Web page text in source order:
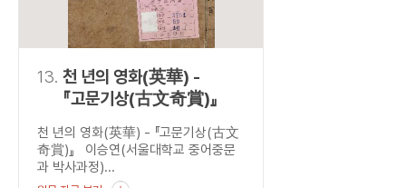
13. 천 년의 영화(英華) -
『고문기상(古文奇賞)』
천 년의 영화(英華) - 『고문기상(古文
奇賞)』 이승연(서울대학교 중어중문
과 박사과정)...